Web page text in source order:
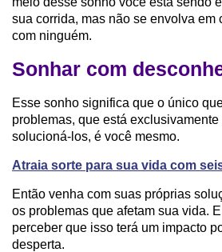
sua corrida, mas não se envolva em
com ninguém.
Sonhar com
Esse sonho significa que o único
problemas, que está
solucioná-los, é você mesmo.
Atraia sorte para sua vida com
Então venha com suas próprias
os problemas que afetam sua vida.
perceber que isso terá um impacto
desperta.